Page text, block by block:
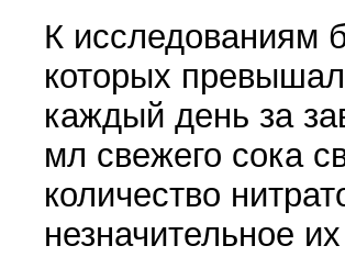
К исследованиям
которых
каждый день за
мл свежего сока
количество
незначительное